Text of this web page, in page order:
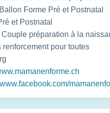
Forme Pré et Postnatal
et Postnatal
Couple préparation à la
renforcement pour toutes